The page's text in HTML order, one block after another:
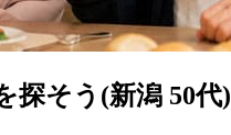
探そう(新潟 50代)